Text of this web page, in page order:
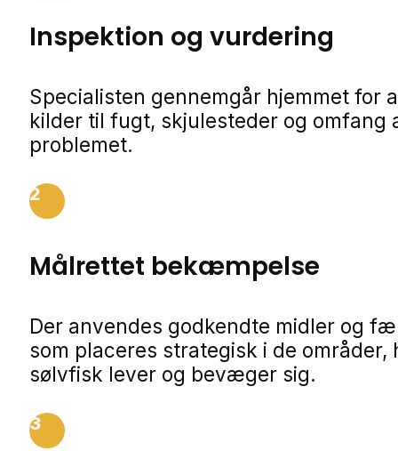
Inspektion og vurdering
Specialisten gennemgår hjemmet for
kilder til fugt, skjulesteder og omfang
problemet.
2
Målrettet bekæmpelse
Der anvendes godkendte midler og
som placeres strategisk i de områder,
sølvfisk lever og bevæger sig.
3